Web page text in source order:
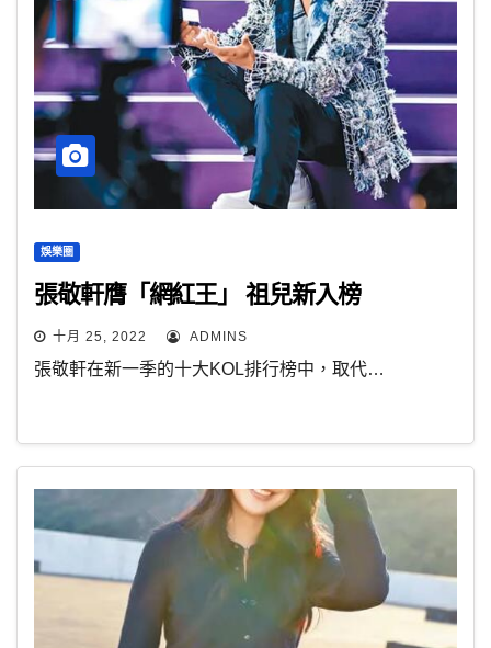
娛樂圈
張敬軒膺「網紅王」 祖兒新入榜
十月 25, 2022 ADMINS
張敬軒在新一季的十大KOL排行榜中，取代…